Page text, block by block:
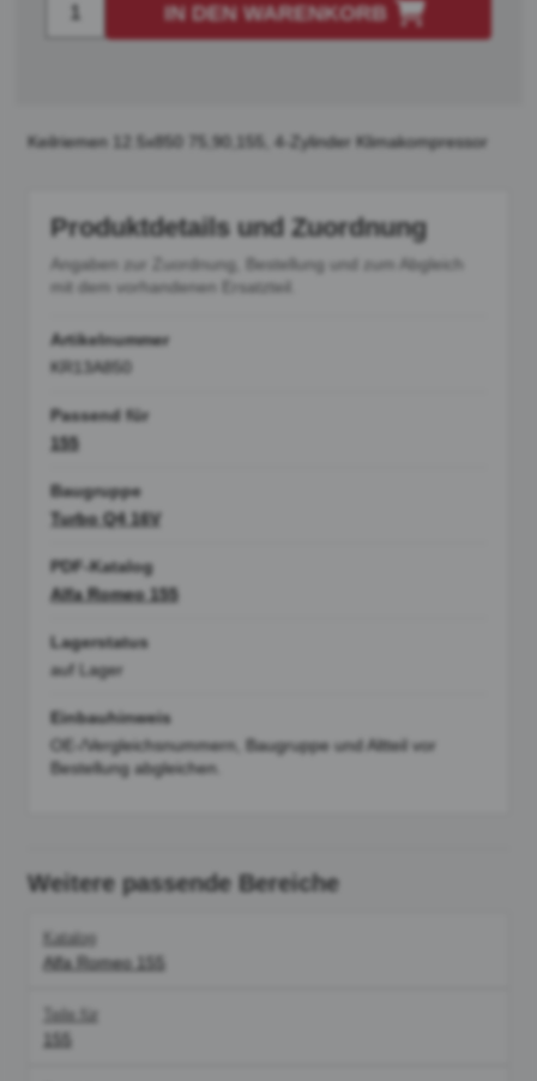
IN DEN WARENKORB
Keilriemen 12.5x850 75,90,155, 4-Zylinder Klimakompressor
Produktdetails und Zuordnung
Angaben zur Zuordnung, Bestellung und zum Abgleich
mit dem vorhandenen Ersatzteil.
Artikelnummer
KR13A850
Passend für
155
Baugruppe
Turbo Q4 16V
PDF-Katalog
Alfa Romeo 155
Lagerstatus
auf Lager
Einbauhinweis
OE-/Vergleichsnummern, Baugruppe und Altteil vor
Bestellung abgleichen.
Weitere passende Bereiche
Katalog
Alfa Romeo 155
Teile für
155